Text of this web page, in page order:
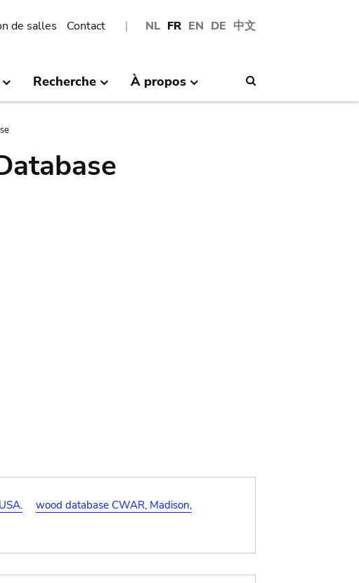
NL FR EN DE 中文
de salles Contact
Recherche À propos
wood database CWAR, Madison,